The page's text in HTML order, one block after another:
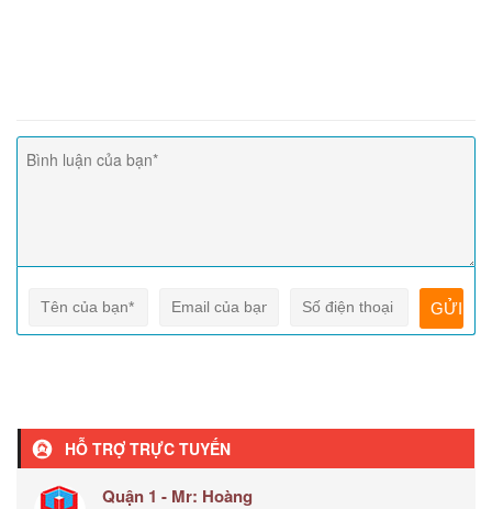
HỖ TRỢ TRỰC TUYẾN
Quận 1 - Mr: Hoàng